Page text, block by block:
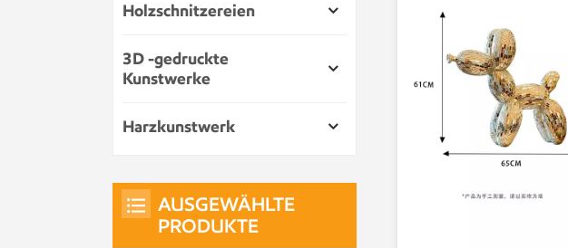
Holzschnitzereien
3D -gedruckte
Kunstwerke
Harzkunstwerk
AUSGEWÄHLTE
PRODUKTE